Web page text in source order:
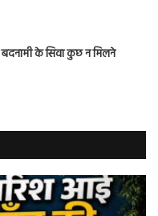
के सिवा कुछ न मिलने